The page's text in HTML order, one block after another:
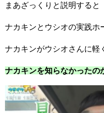
まあざっくりと説明すると
ナカキンとウシオの実践ホ
ナカキンがウシオさんに軽
ナカキンを知らなかったの